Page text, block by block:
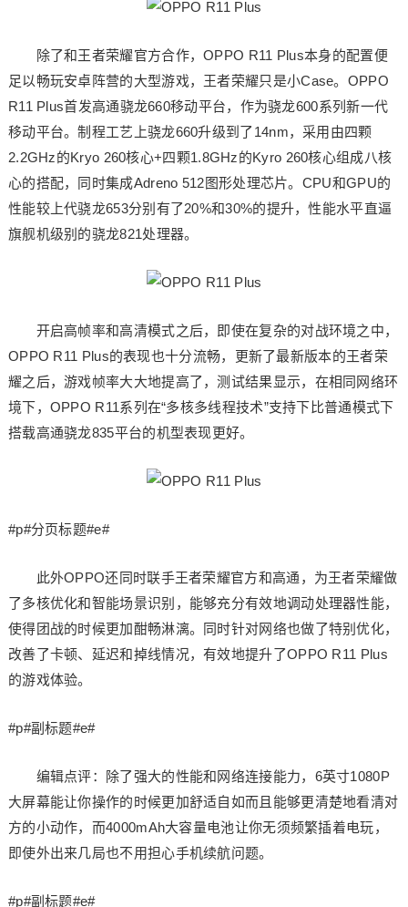
除了和王者荣耀官方合作，OPPO R11 Plus本身的配置便
足以畅玩安卓阵营的大型游戏，王者荣耀只是小Case。OPPO
R11 Plus首发高通骁龙660移动平台，作为骁龙600系列新一代
移动平台。制程工艺上骁龙660升级到了14nm，采用由四颗
2.2GHz的Kryo 260核心+四颗1.8GHz的Kyro 260核心组成八核
心的搭配，同时集成Adreno 512图形处理芯片。CPU和GPU的
性能较上代骁龙653分别有了20%和30%的提升，性能水平直逼
旗舰机级别的骁龙821处理器。
开启高帧率和高清模式之后，即使在复杂的对战环境之中，
OPPO R11 Plus的表现也十分流畅，更新了最新版本的王者荣
耀之后，游戏帧率大大地提高了，测试结果显示，在相同网络环
境下，OPPO R11系列在“多核多线程技术”支持下比普通模式下
搭载高通骁龙835平台的机型表现更好。
#p#分页标题#e#
此外OPPO还同时联手王者荣耀官方和高通，为王者荣耀做
了多核优化和智能场景识别，能够充分有效地调动处理器性能，
使得团战的时候更加酣畅淋漓。同时针对网络也做了特别优化，
改善了卡顿、延迟和掉线情况，有效地提升了OPPO R11 Plus
的游戏体验。
#p#副标题#e#
编辑点评：除了强大的性能和网络连接能力，6英寸1080P
大屏幕能让你操作的时候更加舒适自如而且能够更清楚地看清对
方的小动作，而4000mAh大容量电池让你无须频繁插着电玩，
即使外出来几局也不用担心手机续航问题。
#p#副标题#e#